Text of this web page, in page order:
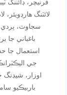
فرنيچر، ڊائننگ
لائٽنگ
سجاوٽ، پردي
باغباني جا
استعمال جا
جي
اوزار،
باربيڪيو